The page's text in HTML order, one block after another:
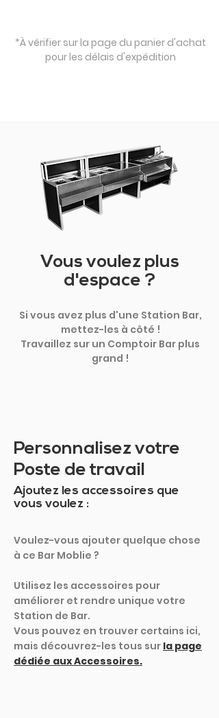
*À vérifier sur la page du panier d'achat
pour les délais d'expédition
Vous voulez plus
d'espace ?
Si vous avez plus d'une Station Bar,
mettez-les à côté !
Travaillez sur un Comptoir Bar plus
grand !
Personnalisez votre
Poste de travail
Ajoutez les accessoires que
vous voulez :
Voulez-vous ajouter quelque chose
à ce Bar Moblie ?
Utilisez les accessoires pour
améliorer et rendre unique votre
Station de Bar.
Vous pouvez en trouver certains ici,
mais découvrez-les tous sur la page
dédiée aux Accessoires.